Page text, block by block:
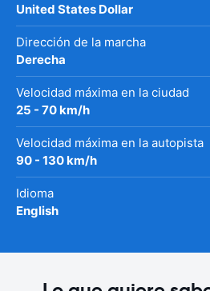
United States Dollar
Dirección de la marcha
Derecha
Velocidad máxima en la ciudad
25 - 70 km/h
Velocidad máxima en la autopista
90 - 130 km/h
Idioma
English